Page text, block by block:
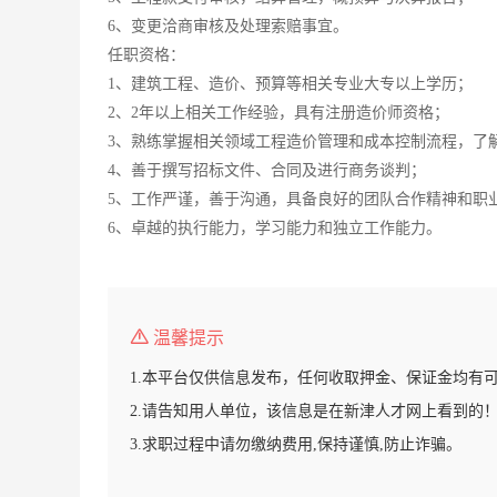
6、变更洽商审核及处理索赔事宜。
任职资格：
1、建筑工程、造价、预算等相关专业大专以上学历；
2、2年以上相关工作经验，具有注册造价师资格；
3、熟练掌握相关领域工程造价管理和成本控制流程，了
4、善于撰写招标文件、合同及进行商务谈判；
5、工作严谨，善于沟通，具备良好的团队合作精神和职
6、卓越的执行能力，学习能力和独立工作能力。
温馨提示
1.本平台仅供信息发布，任何收取押金、保证金均有
2.请告知用人单位，该信息是在新津人才网上看到的
3.求职过程中请勿缴纳费用,保持谨慎,防止诈骗。